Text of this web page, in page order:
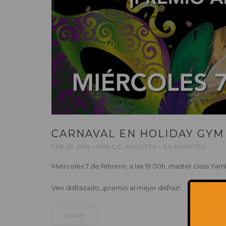
CARNAVAL EN HOLIDAY GYM
FEB 07, 2018 POR C.C. AUGUSTA EN EVENTOS
Miércoles 7 de febrero, a las 19:00h, master class
Ven disfrazado, ¡premio al mejor disfraz!
SHARE: